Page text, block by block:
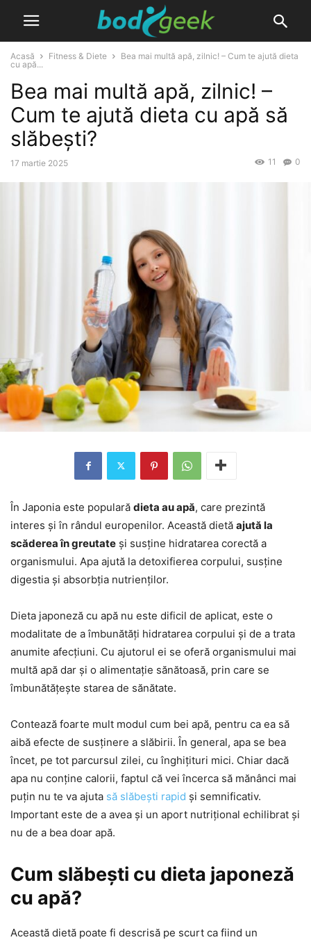
Acasă Fitness & Diete
Bea mai multă apă, zilnic! – Cum te ajută dieta
cu apă...
Bea mai multă apă, zilnic! –
Cum te ajută dieta cu apă să
slăbești?
17 martie 2025 0
11
În Japonia este populară dieta au apă, care prezintă
interes și în rândul europenilor. Această dietă ajută la
scăderea în greutate și susține hidratarea corectă a
organismului. Apa ajută la detoxifierea corpului, susține
digestia și absorbția nutrienților.
Dieta japoneză cu apă nu este dificil de aplicat, este o
modalitate de a îmbunătăți hidratarea corpului și de a trata
anumite afecțiuni. Cu ajutorul ei se oferă organismului mai
multă apă dar și o alimentație sănătoasă, prin care se
îmbunătățește starea de sănătate.
Contează foarte mult modul cum bei apă, pentru ca ea să
aibă efecte de susținere a slăbirii. În general, apa se bea
încet, pe tot parcursul zilei, cu înghițituri mici. Chiar dacă
apa nu conține calorii, faptul că vei încerca să mănânci mai
puțin nu te va ajuta să slăbești rapid și semnificativ.
Important este de a avea și un aport nutrițional echilibrat și
nu de a bea doar apă.
Cum slăbești cu dieta japoneză
cu apă?
Această dietă poate fi descrisă pe scurt ca fiind un